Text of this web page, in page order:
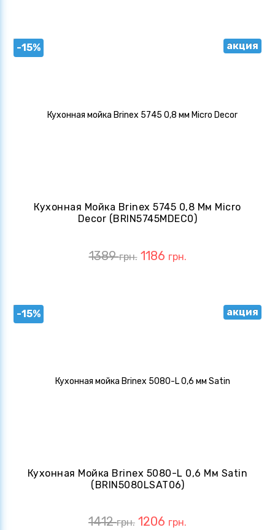
-15% акция
Кухонная Мойка Brinex 5745 0,8 Мм Micro
Decor (BRIN5745MDEC0)
1389грн. 1186 грн.
-15% акция
Кухонная Мойка Brinex 5080-L 0,6 Мм Satin
(BRIN5080LSAT06)
1412грн. 1206 грн.